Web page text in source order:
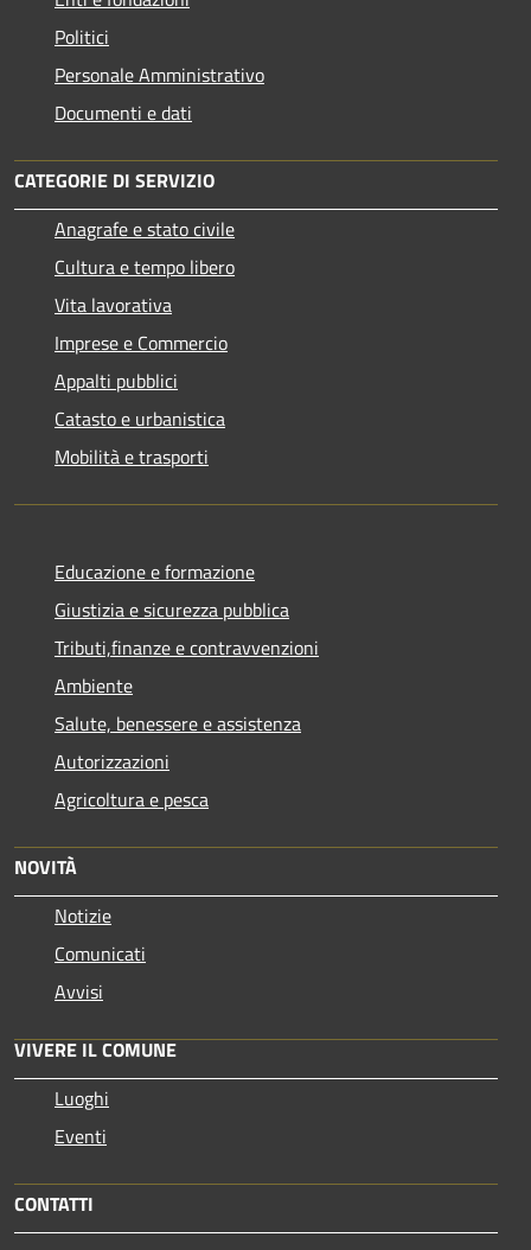
Politici
Personale Amministrativo
Documenti e dati
CATEGORIE DI SERVIZIO
Anagrafe e stato civile
Cultura e tempo libero
Vita lavorativa
Imprese e Commercio
Appalti pubblici
Catasto e urbanistica
Mobilità e trasporti
Educazione e formazione
Giustizia e sicurezza pubblica
Tributi,finanze e contravvenzioni
Ambiente
Salute, benessere e assistenza
Autorizzazioni
Agricoltura e pesca
NOVITÀ
Notizie
Comunicati
Avvisi
VIVERE IL COMUNE
Luoghi
Eventi
CONTATTI